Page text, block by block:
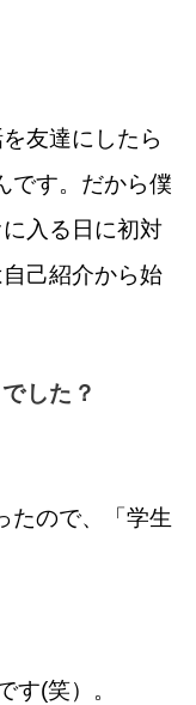
友達にしたら
です。だから僕
入る日に初対
己紹介から始
した？
たので、「学生
す(笑）。